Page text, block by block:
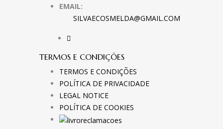
EMAIL:
SILVAECOSMELDA@GMAIL.COM
TERMOS E CONDIÇÕES
TERMOS E CONDIÇÕES
POLÍTICA DE PRIVACIDADE
LEGAL NOTICE
POLÍTICA DE COOKIES